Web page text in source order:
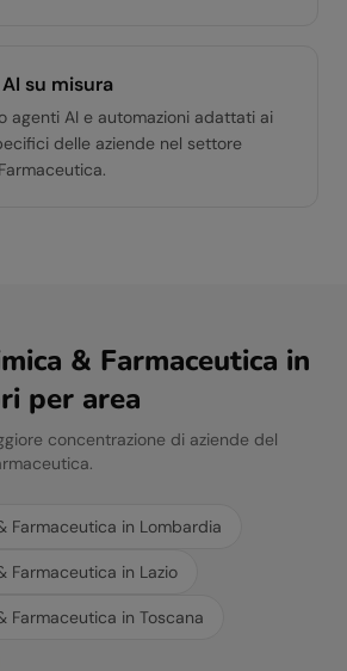
su misura
agenti AI e automazioni adattati ai
delle aziende nel settore
& Farmaceutica in
per area
concentrazione di aziende del
.
Farmaceutica in Lombardia
Farmaceutica in Lazio
Farmaceutica in Toscana